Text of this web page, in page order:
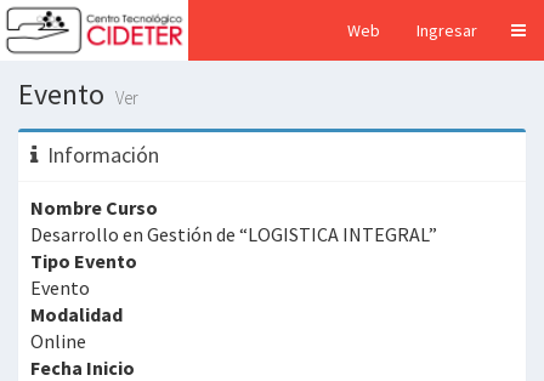
Web Ingresar
Evento Ver
Información
Nombre Curso
Desarrollo en Gestión de “LOGISTICA INTEGRAL”
Tipo Evento
Evento
Modalidad
Online
Fecha Inicio